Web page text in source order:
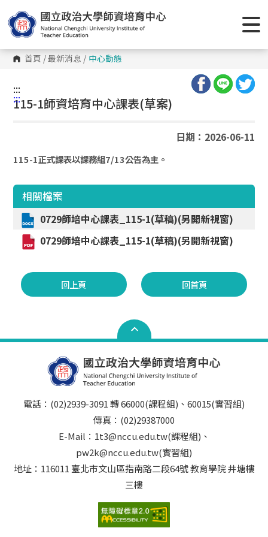
到
主
要
內
容
區 首頁 /最新消息 / 中心動態
:::
:::
115-1師資培育中心課表(草案)
日期：2026-06-11
115-1正式課表以課務組7/13公告為主。
相關檔案
0729師培中心課表_115-1(草稿)(另開新視窗)
0729師培中心課表_115-1(草稿)(另開新視窗)
回上頁 回首頁
電話：(02)2939-3091 轉 66000(課程組)、60015(實習組)
傳真：(02)29387000
E-Mail：1t3@nccu.edu.tw(課程組)、
pw2k@nccu.edu.tw(實習組)
地址：116011 臺北市文山區指南路二段64號 教育學院 井塘樓
三樓